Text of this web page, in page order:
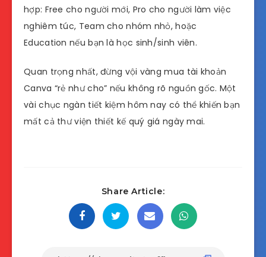
hợp: Free cho người mới, Pro cho người làm việc
nghiêm túc, Team cho nhóm nhỏ, hoặc
Education nếu bạn là học sinh/sinh viên.
Quan trọng nhất, đừng vội vàng mua tài khoản
Canva “rẻ như cho” nếu không rõ nguồn gốc. Một
vài chục ngàn tiết kiệm hôm nay có thể khiến bạn
mất cả thư viện thiết kế quý giá ngày mai.
Share Article: